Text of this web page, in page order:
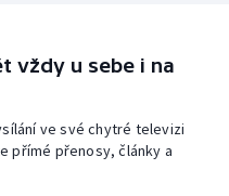
vždy u sebe i na
ve své chytré televizi
přímé přenosy, články a